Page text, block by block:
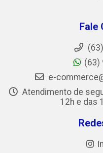
Fale
(63)
e-
Atendimento de
12h e das